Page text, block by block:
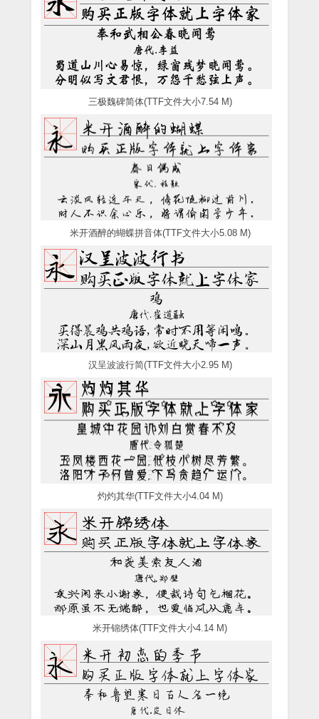
三极魏碑简体(TTF文件大小7.54 M)
米开酒醉的蝴蝶拼音体(TTF文件大小5.08 M)
汉呈波波行简(TTF文件大小2.95 M)
灼灼其华(TTF文件大小4.04 M)
米开锦绣体(TTF文件大小4.14 M)